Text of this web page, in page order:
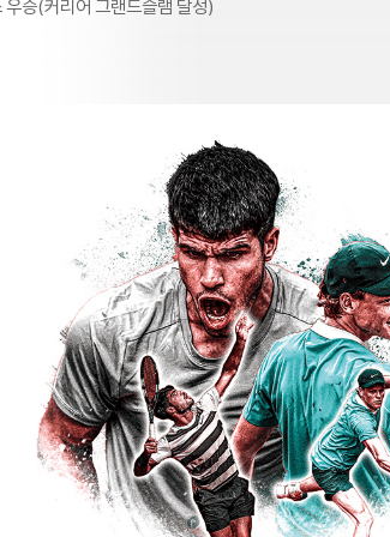
승(커리어 그랜드슬램 달성)